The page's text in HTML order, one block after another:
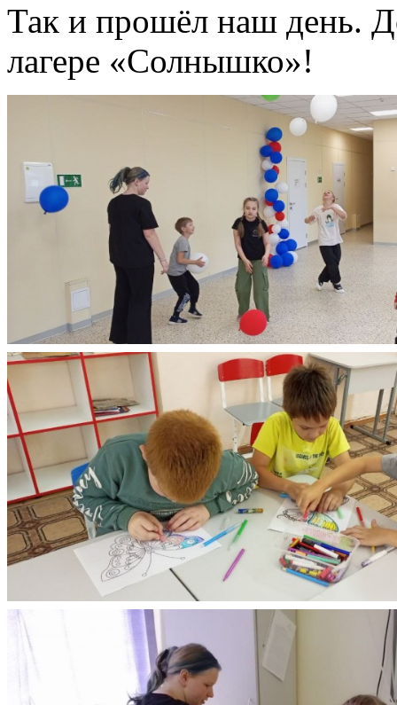
Так и прошёл наш день.
лагере «Солнышко»!